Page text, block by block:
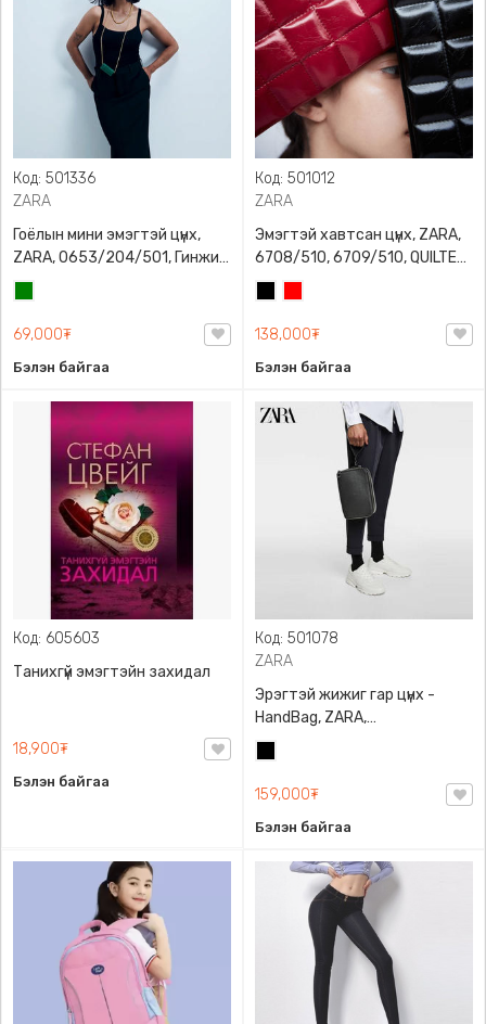
Код: 501336
ZARA
Гоёлын мини эмэгтэй цүнх,
ZARA, 0653/204/501, Гинжин
оосортой, Дотроо тольтой
69,000₮
Бэлэн байгаа
Код: 501012
ZARA
Эмэгтэй хавтсан цүнх, ZARA,
6708/510, 6709/510, QUILTED
CLUTCH BAGDETAILS, Лакан,
Гинжин оосортой
138,000₮
Бэлэн байгаа
Код: 605603
Танихгүй эмэгтэйн захидал
18,900₮
Бэлэн байгаа
Код: 501078
ZARA
Эрэгтэй жижиг гар цүнх -
HandBag, ZARA,
3720/005/040, PU арьс
159,000₮
Бэлэн байгаа